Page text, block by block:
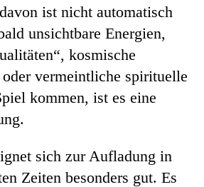
ist nicht automatisch
unsichtbare Energien,
kosmische
oder vermeintliche spirituelle
kommen, ist es eine
sich zur Aufladung in
Zeiten besonders gut. Es